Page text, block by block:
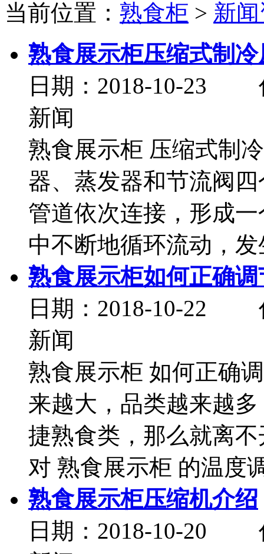
当前位置： 熟食柜 > 新
熟食展示柜压缩式制
日期：2018-10-23
新闻
熟食展示柜 压缩式制
器、蒸发器和节流阀
管道依次连接，形成
中不断地循环流动，发
熟食展示柜如何正确
日期：2018-10-22
新闻
熟食展示柜 如何正确
来越大，品类越来越
捷熟食类，那么就离
对 熟食展示柜 的温度
熟食展示柜压缩机介绍
日期：2018-10-20